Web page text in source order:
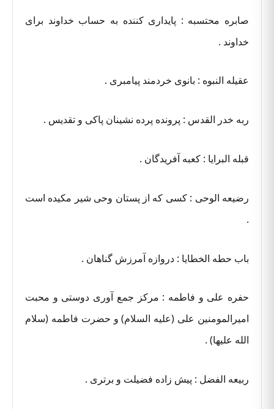
صابره محتسبه : پایداری کننده به حساب خداوند برای
خداوند .
عقیله النبوه : بانوی خردمند پیامبری .
ربه خدر القدس : پرونده پرده نشینان پاکی و تقدیس .
قبله البرایا : کعبه آفریدگان .
رضیعه الوحی : کسی که از پستان وحی شیر مکیده است
.
باب حطه الخطایا : دروازه آمرزش گناهان .
حفره علی و فاطمه : مرکز جمع آوری دوستی و محبت
امیرالمومنین علی (علیه السلام) و حضرت فاطمه (سلام
الله علیها) .
ربیعه الفضل : پیش زاده فضیلت و برتری .